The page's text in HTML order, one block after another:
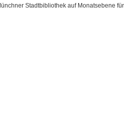
Stadtbibliothek auf Monatsebene